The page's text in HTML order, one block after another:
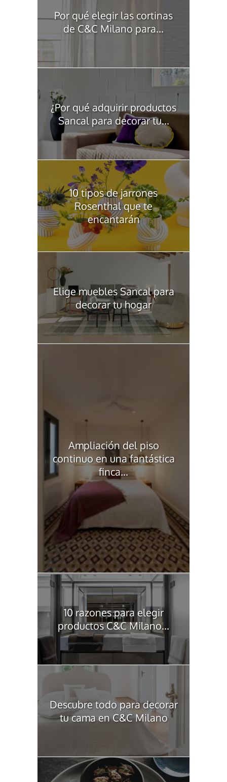
Por qué elegir las cortinas
de C&C Milano para...
¿Por qué adquirir productos
Sancal para decorar tu...
10 tipos de jarrones
Rosenthal que te
encantarán
Elige muebles Sancal para
decorar tu hogar
Ampliación del piso
continuo en una fantástica
finca...
10 razones para elegir
productos C&C Milano...
Descubre todo para decorar
tu cama en C&C Milano